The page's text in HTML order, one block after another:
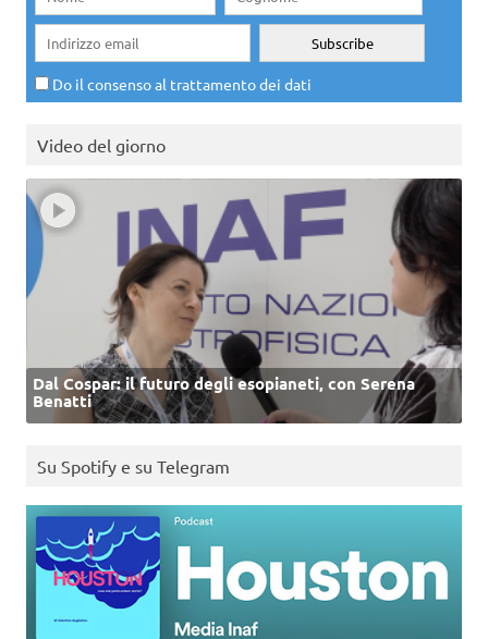
Do il consenso al trattamento dei dati
Video del giorno
Dal Cospar: il futuro degli esopianeti, con Serena
Benatti
Su Spotify e su Telegram